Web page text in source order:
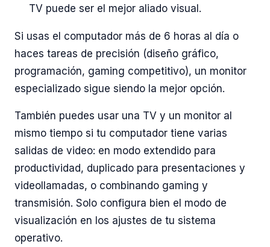
TV puede ser el mejor aliado visual.
Si usas el computador más de 6 horas al día o
haces tareas de precisión (diseño gráfico,
programación, gaming competitivo), un monitor
especializado sigue siendo la mejor opción.
También puedes usar una TV y un monitor al
mismo tiempo si tu computador tiene varias
salidas de video: en modo extendido para
productividad, duplicado para presentaciones y
videollamadas, o combinando gaming y
transmisión. Solo configura bien el modo de
visualización en los ajustes de tu sistema
operativo.